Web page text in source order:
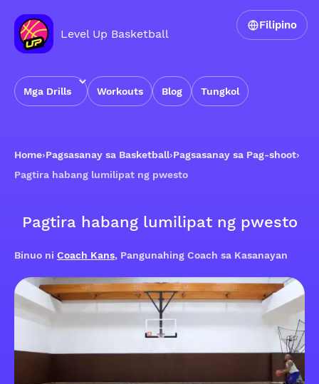
Level Up Basketball
Mga Drills Workouts Blog Tungkol
Filipino
Home›Pagsasanay sa Basketball›Pagsasanay sa Pag-shoot›
Pagtira habang lumilipat ng pwesto
Pagtira habang lumilipat ng pwesto
Binuo ni Coach Kans, Pangunahing Coach sa Kasanayan